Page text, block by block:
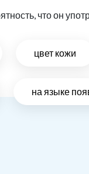
что он
цвет кожи
на языке